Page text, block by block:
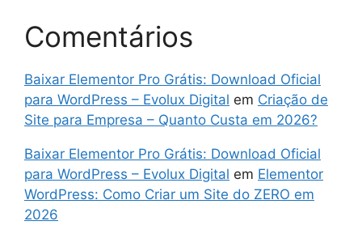
Comentários
Baixar Elementor Pro Grátis: Download Oficial
para WordPress – Evolux Digital em Criação de
Site para Empresa – Quanto Custa em 2026?
Baixar Elementor Pro Grátis: Download Oficial
para WordPress – Evolux Digital em Elementor
WordPress: Como Criar um Site do ZERO em
2026